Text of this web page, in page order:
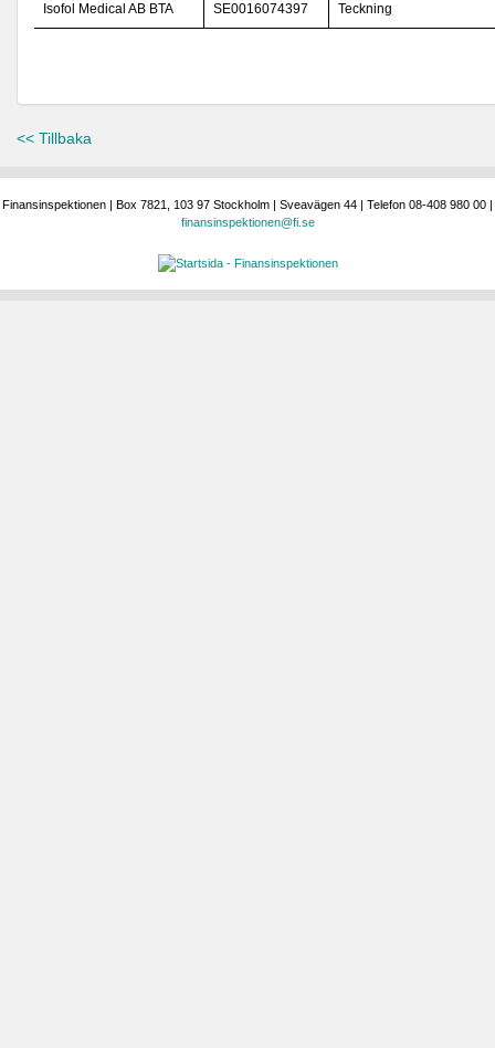
Isofol Medical AB BTA SE0016074397 Teckning
<< Tillbaka
Finansinspektionen | Box 7821, 103 97 Stockholm | Sveavägen 44 | Telefon 08-408 980 00 |
finansinspektionen@fi.se